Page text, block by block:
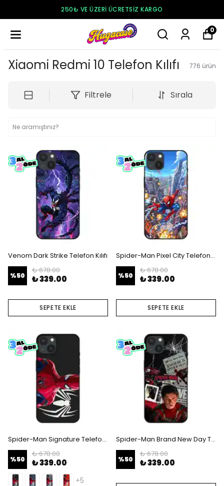
250₺ VE ÜZERI ÜCRETSIZ KARGO
0
Xiaomi Redmi 10 Telefon Kılıfı 776 ürün
Filtrele Sırala
Venom Dark Strike Telefon Kılıfı
%50
₺ 678.00
₺ 339.00
SEPETE EKLE
Spider-Man Pixel City Telefon Kılıfı
%50
₺ 678.00
₺ 339.00
SEPETE EKLE
Spider-Man Signature Telefon Kılıfı
%50
₺ 678.00
₺ 339.00
+5
Spider-Man Brand New Day Telefon Kılıfı
%50
₺ 678.00
₺ 339.00